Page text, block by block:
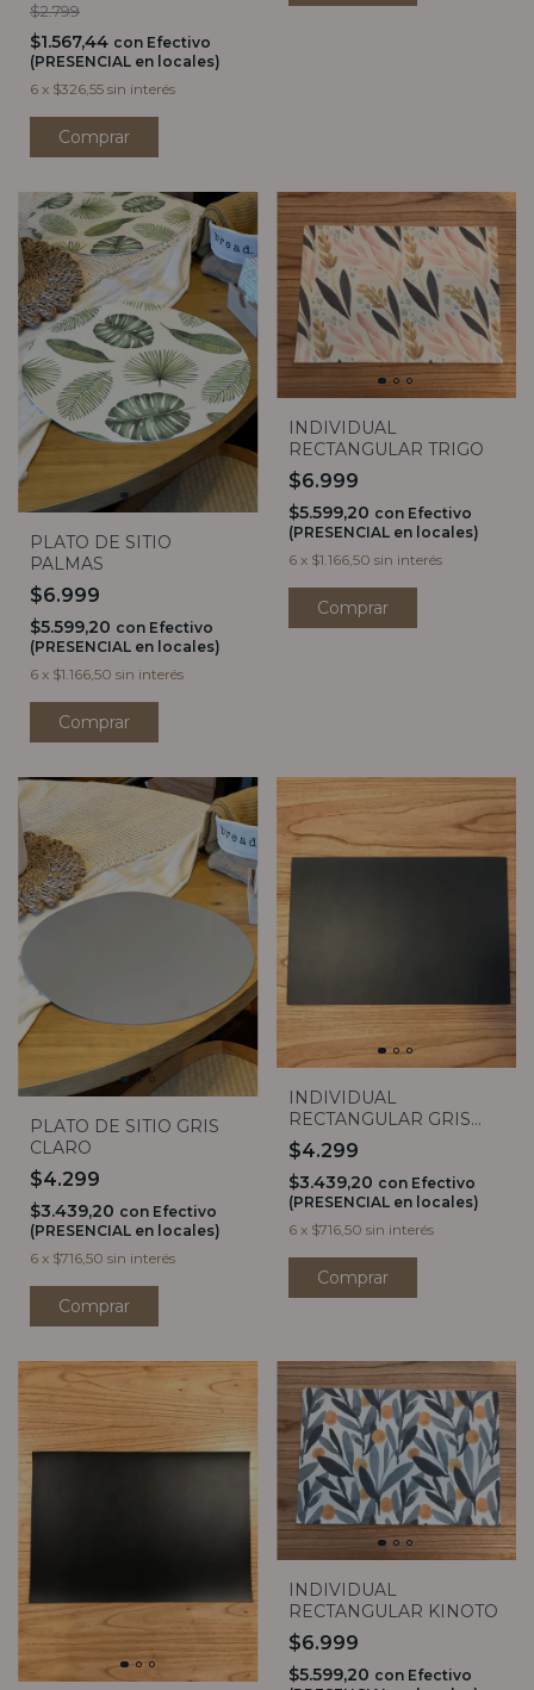
$2.799
$1.567,44 con Efectivo
(PRESENCIAL en locales)
6 x $326,55 sin interés
PLATO DE SITIO
PALMAS
$6.999
$5.599,20 con Efectivo
(PRESENCIAL en locales)
6 x $1.166,50 sin interés
INDIVIDUAL
RECTANGULAR TRIGO
$6.999
$5.599,20 con Efectivo
(PRESENCIAL en locales)
6 x $1.166,50 sin interés
PLATO DE SITIO GRIS
CLARO
$4.299
$3.439,20 con Efectivo
(PRESENCIAL en locales)
6 x $716,50 sin interés
INDIVIDUAL
RECTANGULAR GRIS
OSCURO
$4.299
$3.439,20 con Efectivo
(PRESENCIAL en locales)
6 x $716,50 sin interés
INDIVIDUAL
RECTANGULAR KINOTO
$6.999
$5.599,20 con Efectivo